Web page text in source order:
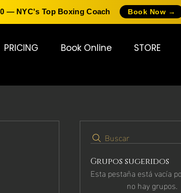
— NYC's Top Boxing Coach Book Now →
PRICING Book Online STORE
Buscar
Grupos sugeridos
Esta pestaña está vacía
no hay grupos.